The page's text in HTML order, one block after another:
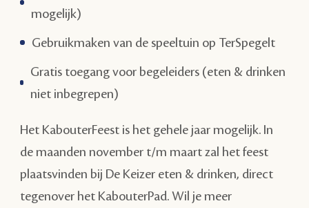
mogelijk)
Gebruikmaken van de speeltuin op TerSpegelt
Gratis toegang voor begeleiders (eten & drinken
niet inbegrepen)
Het KabouterFeest is het gehele jaar mogelijk. In
de maanden november t/m maart zal het feest
plaatsvinden bij De Keizer eten & drinken, direct
tegenover het KabouterPad.Wil je meer